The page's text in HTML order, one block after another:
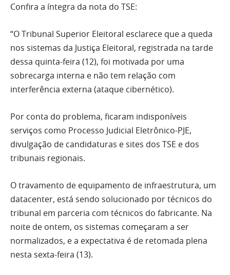
Confira a íntegra da nota do TSE:
“O Tribunal Superior Eleitoral esclarece que a queda
nos sistemas da Justiça Eleitoral, registrada na tarde
dessa quinta-feira (12), foi motivada por uma
sobrecarga interna e não tem relação com
interferência externa (ataque cibernético).
Por conta do problema, ficaram indisponíveis
serviços como Processo Judicial Eletrônico-PJE,
divulgação de candidaturas e sites dos TSE e dos
tribunais regionais.
O travamento de equipamento de infraestrutura, um
datacenter, está sendo solucionado por técnicos do
tribunal em parceria com técnicos do fabricante. Na
noite de ontem, os sistemas começaram a ser
normalizados, e a expectativa é de retomada plena
nesta sexta-feira (13).